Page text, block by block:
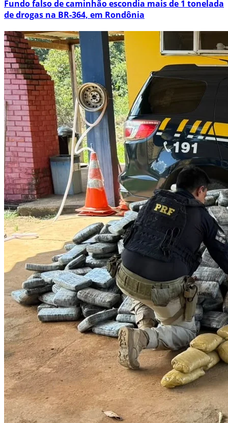
Fundo falso de caminhão escondia mais de 1 tonelada
de drogas na BR-364, em Rondônia